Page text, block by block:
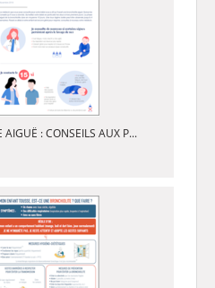
AIGUË : CONSEILS AUX P...